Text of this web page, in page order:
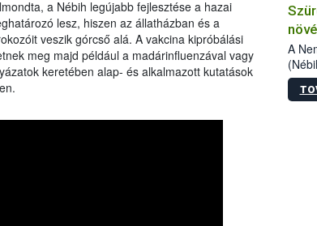
a Nébih legújabb fejlesztése a hazai
lesz, hiszen az állatházban és a
veszik górcső alá. A vakcina kipróbálási
meg majd például a madárinfluenzával vagy
keretében alap- és alkalmazott kutatások
A